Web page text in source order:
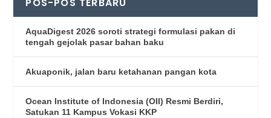
POS-POS TERBARU
AquaDigest 2026 soroti strategi formulasi pakan di
tengah gejolak pasar bahan baku
Akuaponik, jalan baru ketahanan pangan kota
Ocean Institute of Indonesia (OII) Resmi Berdiri,
Satukan 11 Kampus Vokasi KKP